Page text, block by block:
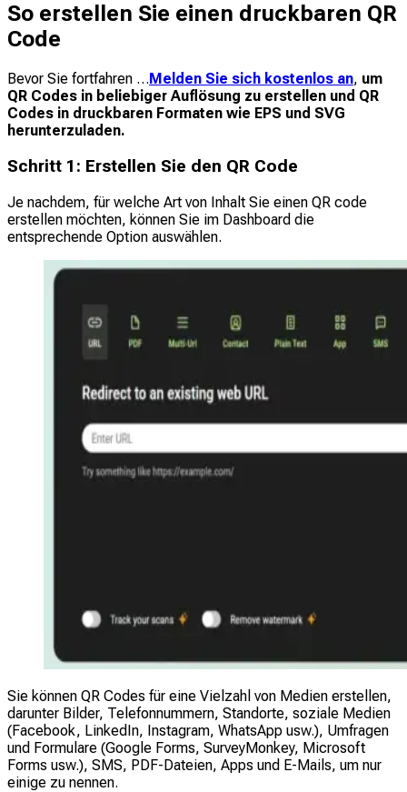
So erstellen Sie einen druckbaren QR
Code
Bevor Sie fortfahren … Melden Sie sich kostenlos an, um
QR Codes in beliebiger Auflösung zu erstellen und QR
Codes in druckbaren Formaten wie EPS und SVG
herunterzuladen.
Schritt 1: Erstellen Sie den QR Code
Je nachdem, für welche Art von Inhalt Sie einen QR code
erstellen möchten, können Sie im Dashboard die
entsprechende Option auswählen.
Sie können QR Codes für eine Vielzahl von Medien erstellen,
darunter Bilder, Telefonnummern, Standorte, soziale Medien
(Facebook, LinkedIn, Instagram, WhatsApp usw.), Umfragen
und Formulare (Google Forms, SurveyMonkey, Microsoft
Forms usw.), SMS, PDF-Dateien, Apps und E-Mails, um nur
einige zu nennen.